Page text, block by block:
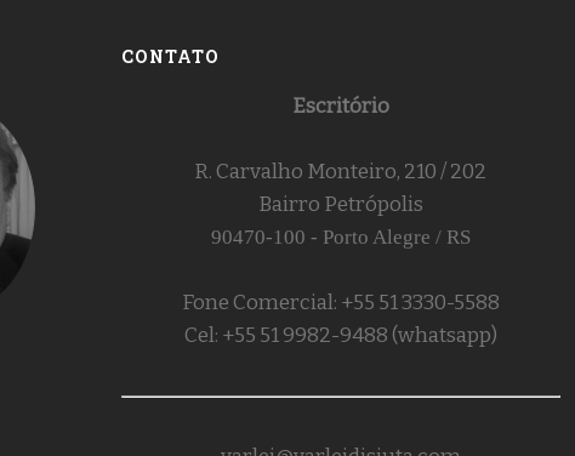
CONTATO
Escritório
R. Carvalho Monteiro, 210 / 202
Bairro Petrópolis
90470-100 - Porto Alegre / RS
Fone Comercial: +55 51 3330-5588
Cel: +55 51 9982-9488 (whatsapp)